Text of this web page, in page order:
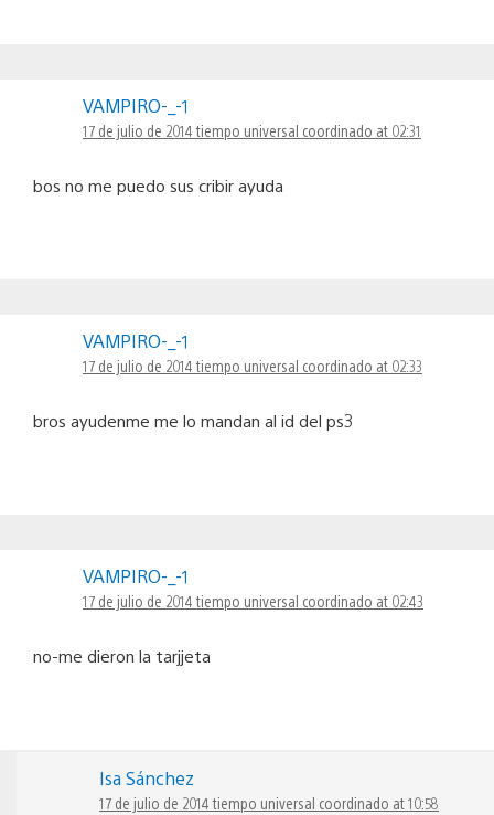
VAMPIRO-_-1
17 de julio de 2014 tiempo universal coordinado at 02:31
bos no me puedo sus cribir ayuda
VAMPIRO-_-1
17 de julio de 2014 tiempo universal coordinado at 02:33
bros ayudenme me lo mandan al id del ps3
VAMPIRO-_-1
17 de julio de 2014 tiempo universal coordinado at 02:43
no-me dieron la tarjjeta
Isa Sánchez
17 de julio de 2014 tiempo universal coordinado at 10:58